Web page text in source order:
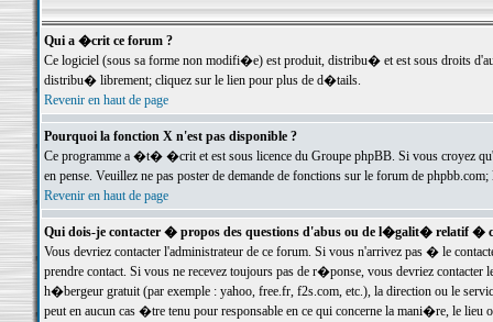
Qui a �crit ce forum ?
Ce logiciel (sous sa forme non modifi�e) est produit, distribu� et est sous droits
distribu� librement; cliquez sur le lien pour plus de d�tails.
Revenir en haut de page
Pourquoi la fonction X n'est pas disponible ?
Ce programme a �t� �crit et est sous licence du Groupe phpBB. Si vous croyez
en pense. Veuillez ne pas poster de demande de fonctions sur le forum de
Revenir en haut de page
Qui dois-je contacter � propos des questions d'abus ou de l�galit� relatif �
Vous devriez contacter l'administrateur de ce forum. Si vous n'arrivez pas � le
prendre contact. Si vous ne recevez toujours pas de r�ponse, vous devriez
h�bergeur gratuit (par exemple : yahoo, free.fr, f2s.com, etc.), la direction ou le
peut en aucun cas �tre tenu pour responsable en ce qui concerne la mani�re, le